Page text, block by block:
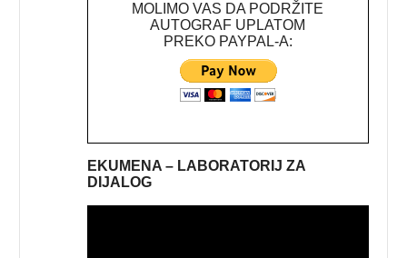
MOLIMO VAS DA PODRŽITE
AUTOGRAF UPLATOM
PREKO PAYPAL-A:
EKUMENA – LABORATORIJ ZA
DIJALOG